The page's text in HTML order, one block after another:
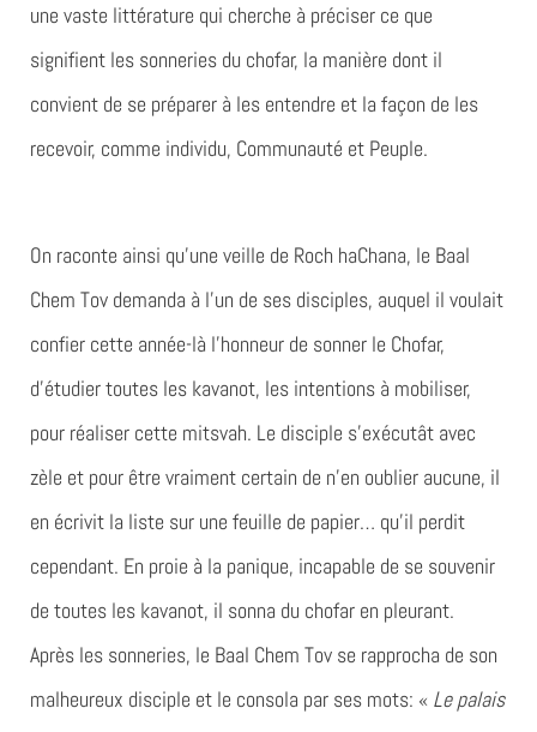
une vaste littérature qui cherche à préciser ce que
signifient les sonneries du chofar, la manière dont il
convient de se préparer à les entendre et la façon de les
recevoir, comme individu, Communauté et Peuple.
On raconte ainsi qu’une veille de Roch haChana, le Baal
Chem Tov demanda à l’un de ses disciples, auquel il voulait
confier cette année-là l’honneur de sonner le Chofar,
d’étudier toutes les kavanot, les intentions à mobiliser,
pour réaliser cette mitsvah. Le disciple s’exécutât avec
zèle et pour être vraiment certain de n’en oublier aucune, il
en écrivit la liste sur une feuille de papier… qu’il perdit
cependant. En proie à la panique, incapable de se souvenir
de toutes les kavanot, il sonna du chofar en pleurant.
Après les sonneries, le Baal Chem Tov se rapprocha de son
malheureux disciple et le consola par ses mots: « Le palais